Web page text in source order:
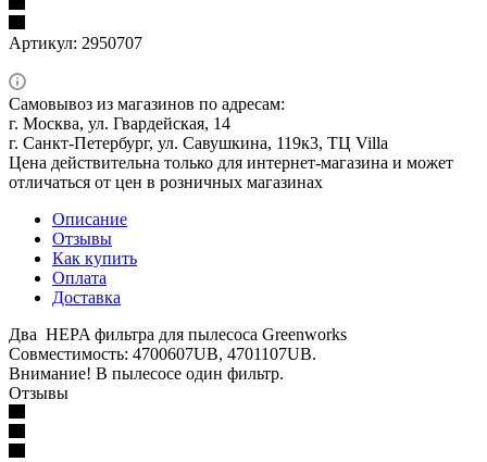
Артикул: 2950707
Самовывоз из магазинов по адресам:
г. Москва, ул. Гвардейская, 14
г. Санкт-Петербург, ул. Савушкина, 119к3, ТЦ Villa
Цена действительна только для интернет-магазина и может
отличаться от цен в розничных магазинах
Описание
Отзывы
Как купить
Оплата
Доставка
Два HEPA фильтра для пылесоса Greenworks
Совместимость: 4700607UB, 4701107UB.
Внимание! В пылесосе один фильтр.
Отзывы